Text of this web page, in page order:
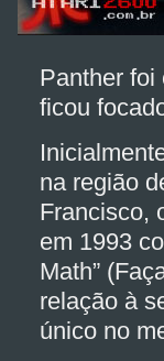
Panther foi
ficou
na região
Francisco,
em 1993
Math”
relação à
único no